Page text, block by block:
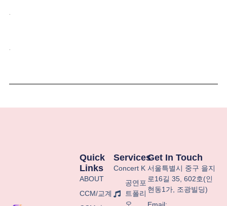
.
.
Services
Concert K
공연포
트폴리
오
Quick
Links
ABOUT
CCM/교계
Get In Touch
서울특별시 중구 을지
로16길 35, 602호(인
현동1 가 조광빌딩)
Email: